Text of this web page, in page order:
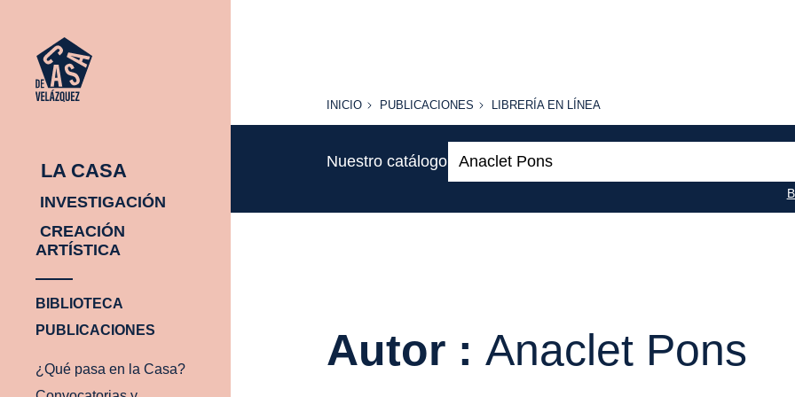
LA CASA
INVESTIGACIÓN
CREACIÓN
ARTÍSTICA
BIBLIOTECA
PUBLICACIONES
¿Qué pasa en la Casa?
INICIO
INICIO PUBLICACIONES
PUBLICACIONES
LIBRERÍA
LÍNEA
LIBRERÍA EN LÍNEA
Nuestro catálogo
Autor :Anaclet Pons